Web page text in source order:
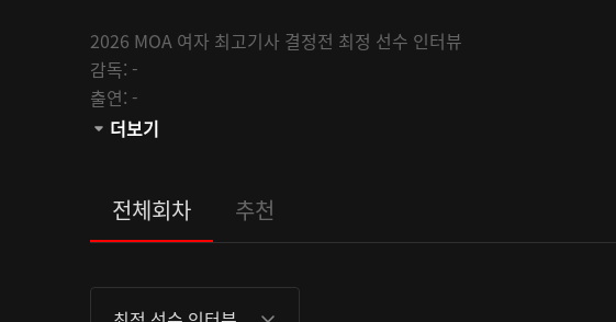
2026 MOA 여자 최고기사 결정전 최정 선수 인터뷰
감독: -
출연: -
채널:MOA
더보기
전체회차 추천